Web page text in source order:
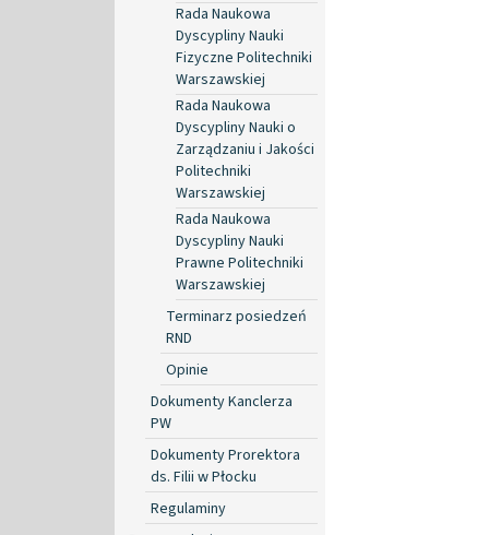
Rada Naukowa
Dyscypliny Nauki
Fizyczne Politechniki
Warszawskiej
Rada Naukowa
Dyscypliny Nauki o
Zarządzaniu i Jakości
Politechniki
Warszawskiej
Rada Naukowa
Dyscypliny Nauki
Prawne Politechniki
Warszawskiej
Terminarz posiedzeń
RND
Opinie
Dokumenty Kanclerza
PW
Dokumenty Prorektora
ds. Filii w Płocku
Regulaminy